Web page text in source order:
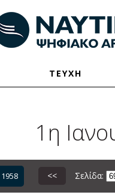
ΤΕΥΧΗ
1η
<< Σελίδα: